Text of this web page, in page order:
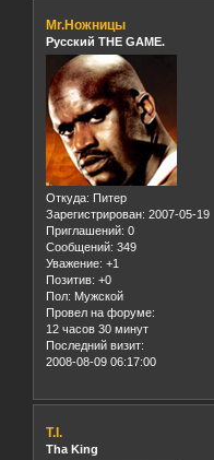
Mr.Ножницы
Русский THE GAME.
Откуда: Питер
Зарегистрирован: 2007-05-19
Приглашений: 0
Сообщений: 349
Уважение: +1
Позитив: +0
Пол: Мужской
Провел на форуме:
12 часов 30 минут
Последний визит:
2008-08-09 06:17:00
T.I.
Tha King